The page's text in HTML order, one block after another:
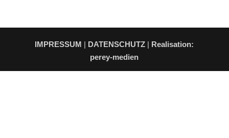
IMPRESSUM | DATENSCHUTZ | Realisation:
perey-medien